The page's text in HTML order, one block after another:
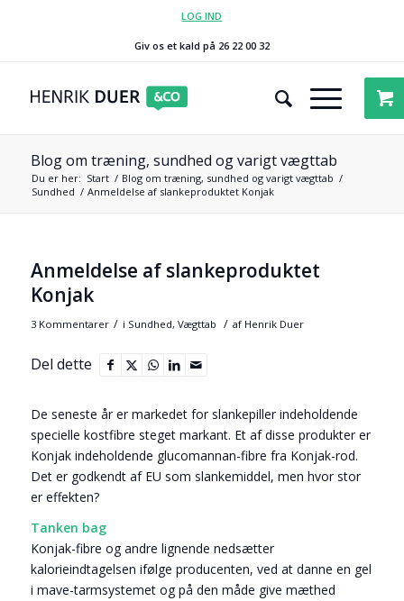
LOG IND
Giv os et kald på 26 22 00 32
Blog om træning, sundhed og varigt vægttab
Du er her: Start / Blog om træning, sundhed og varigt vægttab /
Sundhed / Anmeldelse af slankeproduktet Konjak
Anmeldelse af slankeproduktet
Konjak
3 Kommentarer / i Sundhed, Vægttab / af Henrik Duer
Del dette
De seneste år er markedet for slankepiller indeholdende
specielle kostfibre steget markant. Et af disse produkter er
Konjak indeholdende glucomannan-fibre fra Konjak-rod.
Det er godkendt af EU som slankemiddel, men hvor stor
er effekten?
Tanken bag
Konjak-fibre og andre lignende nedsætter
kalorieindtagelsen ifølge producenten, ved at danne en gel
i mave-tarmsystemet og på den måde give mæthed